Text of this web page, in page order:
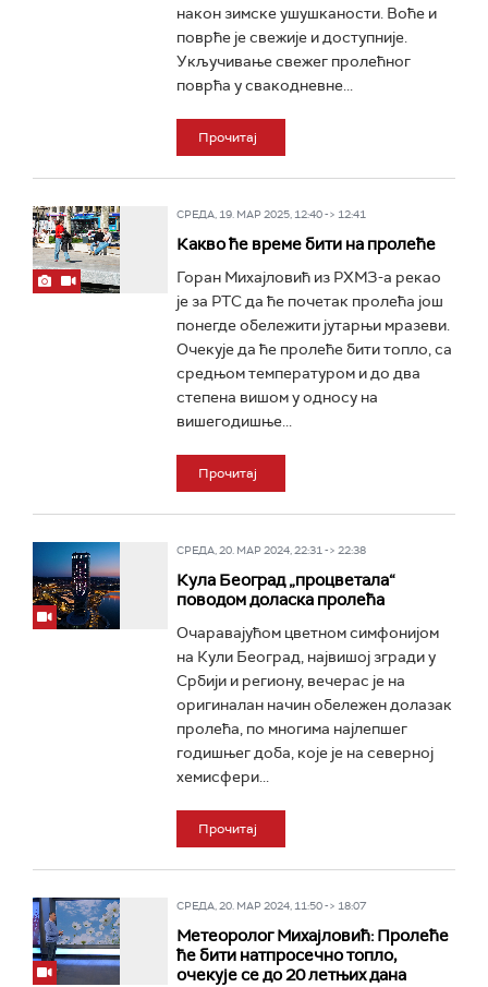
након зимске ушушканости. Воће и
поврће је свежије и доступније.
Укључивање свежег пролећног
поврћа у свакодневне...
Прочитај
СРЕДА, 19. МАР 2025, 12:40 -> 12:41
Какво ће време бити на пролеће
Горан Михајловић из РХМЗ-а рекао
је за РТС да ће почетак пролећа још
понегде обележити јутарњи мразеви.
Очекује да ће пролеће бити топло, са
средњом температуром и до два
степена вишом у односу на
вишегодишње...
Прочитај
СРЕДА, 20. МАР 2024, 22:31 -> 22:38
Кула Београд „процветала“
поводом доласка пролећа
Очаравајућом цветном симфонијом
на Кули Београд, највишој згради у
Србији и региону, вечерас је на
оригиналан начин обележен долазак
пролећа, по многима најлепшег
годишњег доба, које је на северној
хемисфери...
Прочитај
СРЕДА, 20. МАР 2024, 11:50 -> 18:07
Метеоролог Михајловић: Пролеће
ће бити натпросечно топло,
очекује се до 20 летњих дана